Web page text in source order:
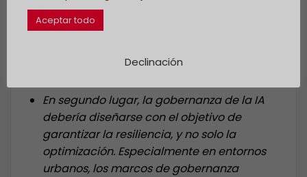
maximizar la eficiencia o el rendimiento
tecnológico. Debería mejorar la calidad
fomentar la participación cultural y
En segundo lugar, la gobernanza de la IA
debería diseñarse con el objetivo de
garantizar la resiliencia, y no solo la
optimización. Especialmente en entornos
urbanos, los marcos de gobernanza
Aceptar todo
Declinación